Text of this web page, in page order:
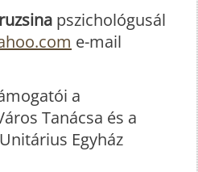
pszichológusál
e-mail
a
Tanácsa és a
Egyház